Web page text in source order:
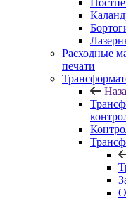
Расходные
печати